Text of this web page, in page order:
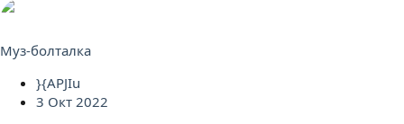
Муз-болталка
}{APJIu
3 Окт 2022